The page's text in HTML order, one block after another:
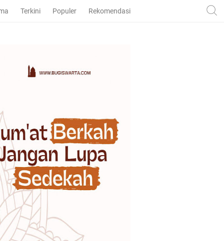
Terkini Populer Rekomendasi